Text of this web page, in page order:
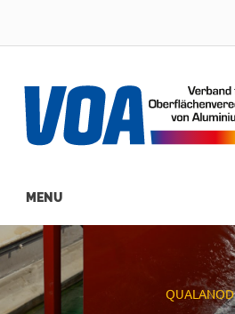
Main
navigation
QUALANOD